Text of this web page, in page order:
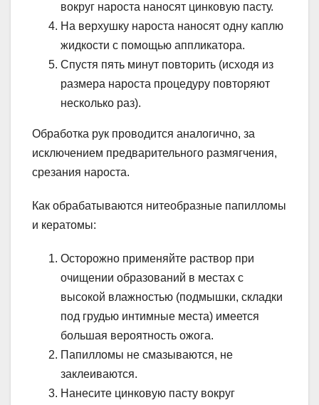
вокруг нароста наносят цинковую пасту.
На верхушку нароста наносят одну каплю
жидкости с помощью аппликатора.
Спустя пять минут повторить (исходя из
размера нароста процедуру повторяют
несколько раз).
Обработка рук проводится аналогично, за
исключением предварительного размягчения,
срезания нароста.
Как обрабатываются нитеобразные папилломы
и кератомы:
Осторожно применяйте раствор при
очищении образований в местах с
высокой влажностью (подмышки, складки
под грудью интимные места) имеется
большая вероятность ожога.
Папилломы не смазываются, не
заклеиваются.
Нанесите цинковую пасту вокруг